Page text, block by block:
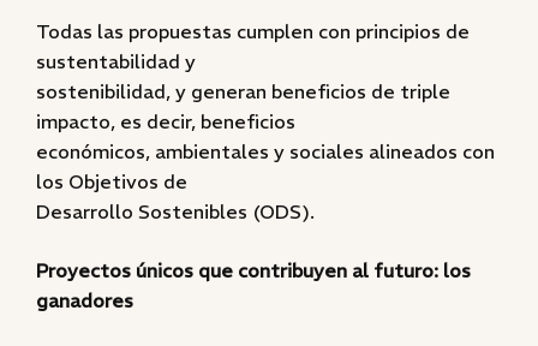
Todas las propuestas cumplen con principios de
sustentabilidad y
sostenibilidad, y generan beneficios de triple
impacto, es decir, beneficios
económicos, ambientales y sociales alineados con
los Objetivos de
Desarrollo Sostenibles (ODS).
Proyectos únicos que contribuyen al futuro: los
ganadores